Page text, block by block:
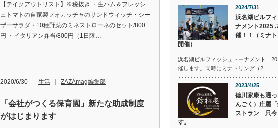
【テイクアウトリスト】※税抜き ・生ハム＆フレッシ
ュトマトの自家製フォカッチャのサンドウィッチ・シー
ザーサラダ・10種野菜のミネストローネのセット/800
円 ・イタリアン弁当/800円（1日限…
2020/6/30 生活 ZAZAmag編集部
「会社がつくる保育園」新たな助成制度
がはじまります
2024/7/31
浜名湖ビルフ
ナメント2025
催！！（ミナ
開催）
浜名湖ビルフィッシュトーナメント
催します。同時にミナトリング（2…
2023/4/25
徳川家康も通
んごく）庄屋
ストラン 只今
す。